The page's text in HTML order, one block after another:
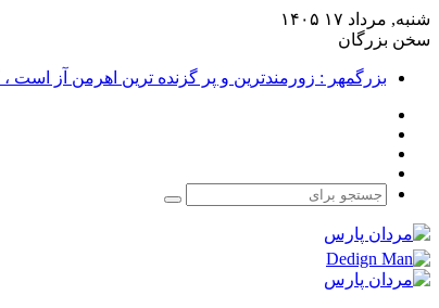
شنبه, مرداد ۱۷ ۱۴۰۵
سخن بزرگان
بزرگمهر : زورمندترین و پر گزنده ترین اهرمن آز است
جستجو